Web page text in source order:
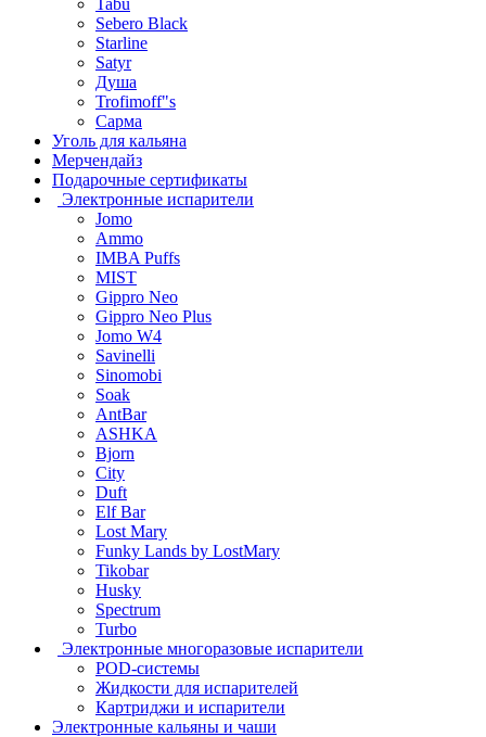
Sebero Black
Starline
Satyr
Душа
Trofimoff"s
Сарма
Уголь для кальяна
Мерчендайз
Подарочные сертификаты
Электронные испарители
Jomo
Ammo
IMBA Puffs
MIST
Gippro Neo
Gippro Neo Plus
Jomo W4
Savinelli
Sinomobi
Soak
AntBar
ASHKA
Bjorn
City
Duft
Elf Bar
Lost Mary
Funky Lands by LostMary
Tikobar
Husky
Spectrum
Turbo
Электронные многоразовые испарители
POD-системы
Жидкости для испарителей
Картриджи и испарители
Электронные кальяны и чаши